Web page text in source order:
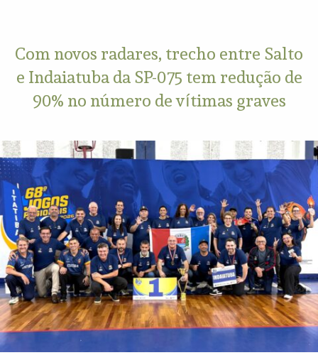
Com novos radares, trecho entre Salto
e Indaiatuba da SP-075 tem redução de
90% no número de vítimas graves